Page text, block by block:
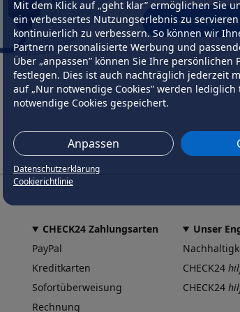
Mit dem Klick auf „geht klar” ermöglichen Sie
ein verbessertes Nutzungserlebnis zu
kontinuierlich zu verbessern. So können wir
Partnern personalisierte Werbung und
Über „anpassen” können Sie Ihre persönlichen
festlegen. Dies ist auch nachträglich jederzeit
auf „Nur notwendige Cookies” werden lediglich
notwendige Cookies gespeichert.
Anpassen
Datenschutzerklärung
Cookierichtlinie
erneut
CHECK24 Zahlungsarten
PayPal
Kreditkarten
Sofortüberweisung
Rechnung
Unser
CHECK24
CHECK24